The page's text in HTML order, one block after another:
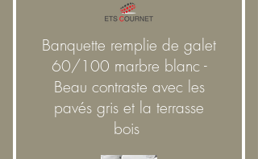
Banquette remplie de galet
60/100 marbre blanc -
Beau contraste avec les
pavés gris et la terrasse
bois